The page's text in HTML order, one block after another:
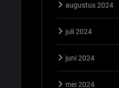
augustus 2024
juli 2024
juni 2024
mei 2024